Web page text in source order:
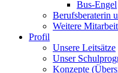
Bus-Engel
Berufsberaterin
Weitere
Profil
Unsere Leitsätze
Unser
Konzepte